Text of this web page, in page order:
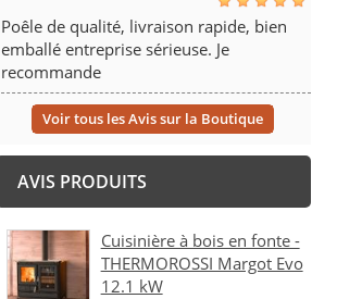
Poêle de qualité, livraison rapide, bien
emballé entreprise sérieuse. Je
recommande
Voir tous les Avis sur la Boutique
AVIS PRODUITS
Cuisinière à bois en fonte -
THERMOROSSI Margot Evo
12.1 kW